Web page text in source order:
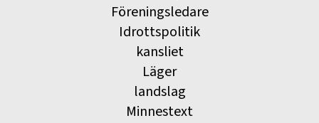
Föreningsledare
Idrottspolitik
kansliet
Läger
landslag
Minnestext